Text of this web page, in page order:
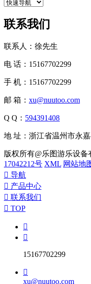
联系我们
联系人：徐先生
电 话：15167702299
手 机：15167702299
邮 箱： xu@nuutoo.com
Q Q： 594391408
地 址：浙江省温州市永
版权所有@乐图游乐设备
17042212号 XML 网站地
 导航
 产品中心
 联系我们
 TOP


15167702299

xu@nuutoo.com